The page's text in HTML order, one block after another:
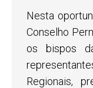
Nesta
Conselho
os bispos
Regionais,